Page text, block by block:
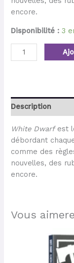
encore.
Disponibilité : 3
Description
White Dwarfest
débordant
comme des
nouvelles, des
encore.
Vous